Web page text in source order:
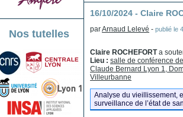
Nos tutelles
16/10/2024 - Claire
parArnaud Lelevé - publié le
Claire ROCHEFORTa
Lieu : salle de conférence
Claude Bernard Lyon 1,
Villeurbanne
Analyse du vieillissement,
surveillance de l’état de